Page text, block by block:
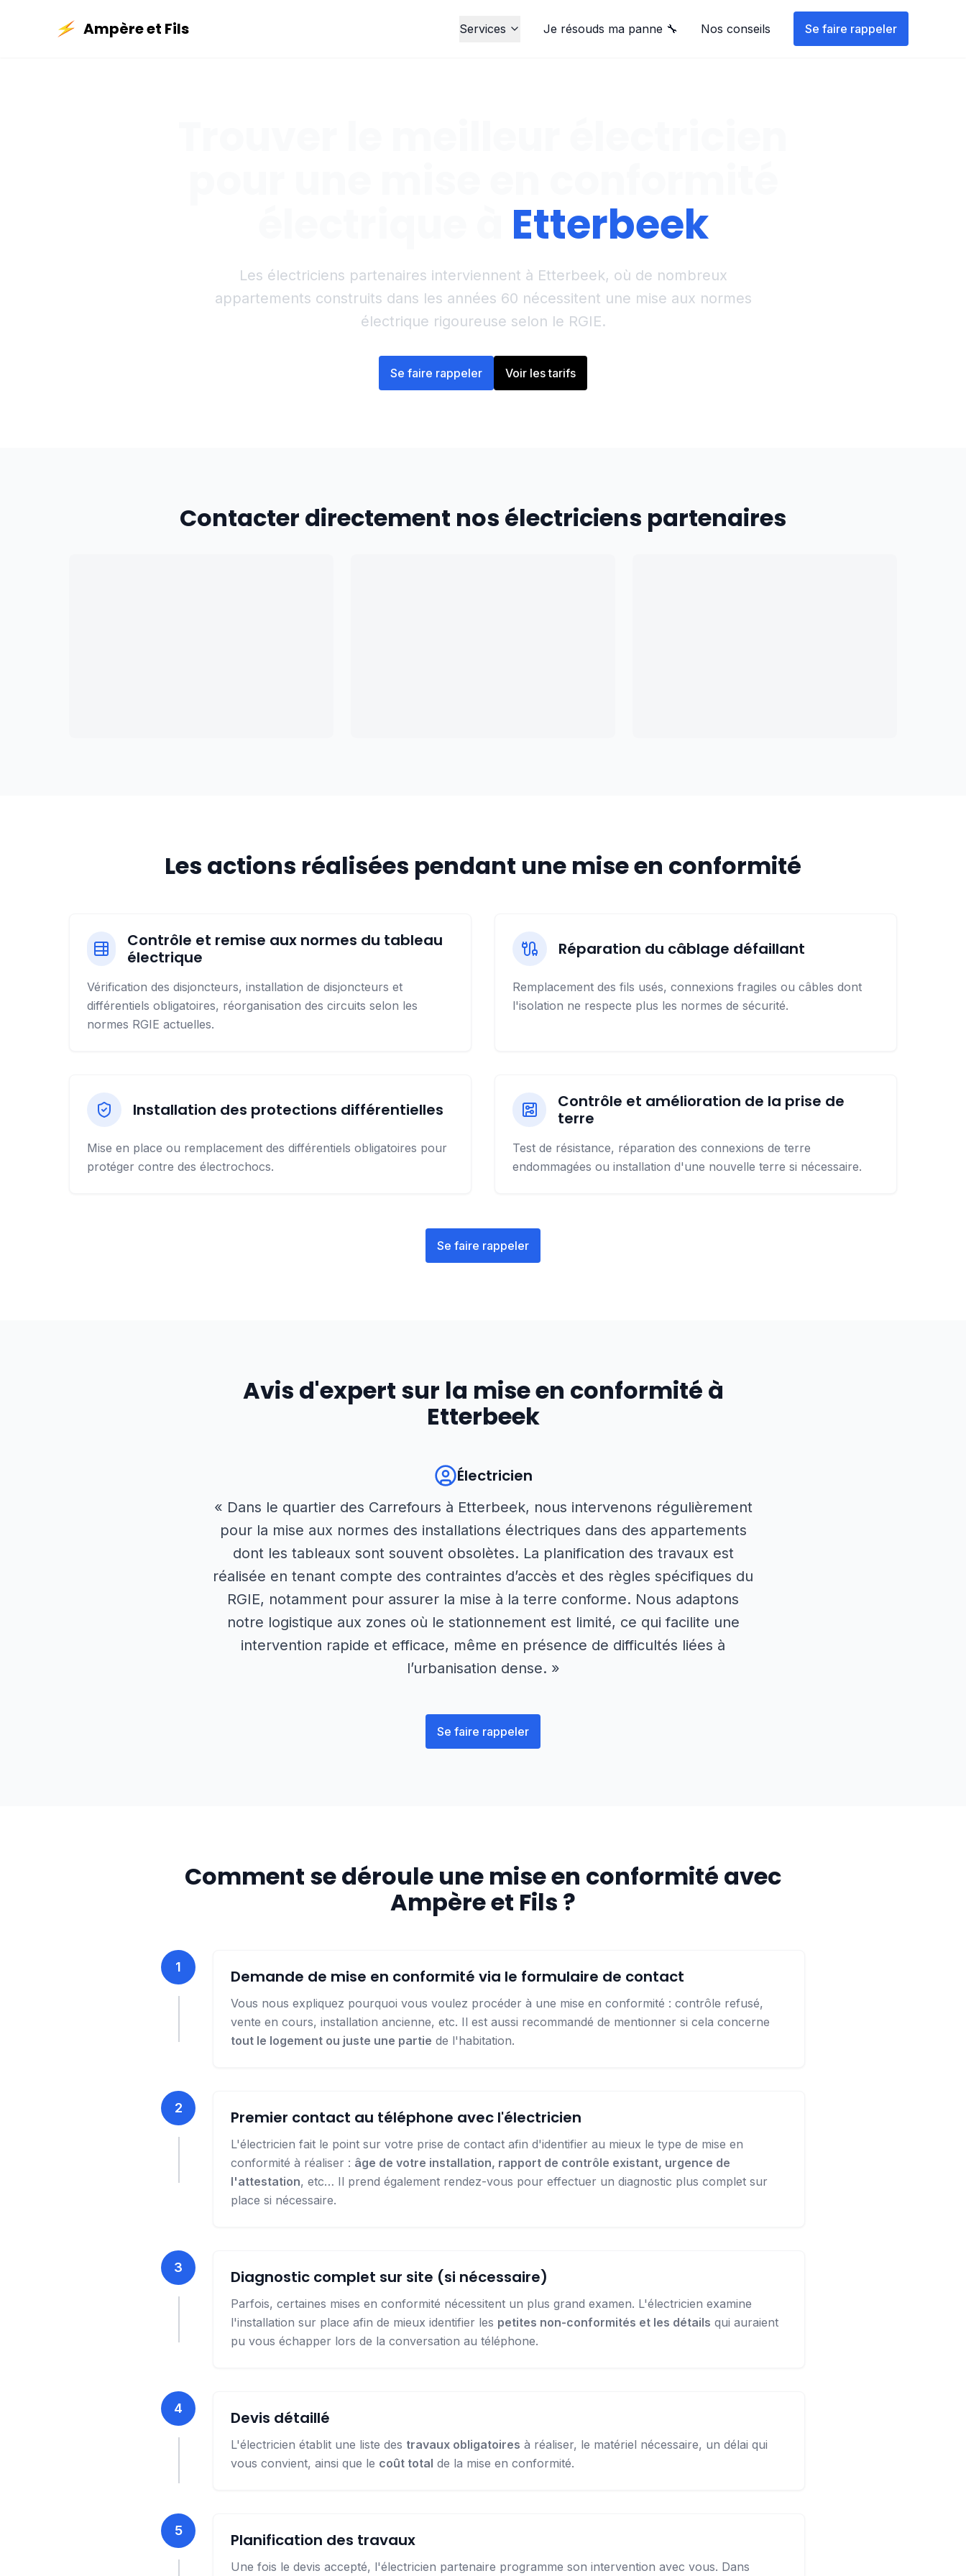
Ampère et Fils Services Je résouds ma panne 🔧 Nos conseils Se faire rappeler
Etterbeek
Les électriciens partenaires interviennent à Etterbeek, où de nombreux
appartements construits dans les années 60 nécessitent une mise aux normes
électrique rigoureuse selon le RGIE.
Se faire rappeler Voir les tarifs
Contacter directement nos électriciens partenaires
Les actions réalisées pendant une mise en conformité
Contrôle et remise aux normes du tableau
électrique
Vérification des disjoncteurs, installation de disjoncteurs et
différentiels obligatoires, réorganisation des circuits selon les
normes RGIE actuelles.
Réparation du câblage défaillant
Remplacement des fils usés, connexions fragiles ou câbles dont
l'isolation ne respecte plus les normes de sécurité.
Installation des protections différentielles
Mise en place ou remplacement des différentiels obligatoires pour
protéger contre des électrochocs.
Contrôle et amélioration de la prise de
terre
Test de résistance, réparation des connexions de terre
endommagées ou installation d'une nouvelle terre si nécessaire.
Se faire rappeler
Avis d'expert sur la mise en conformité à
Etterbeek
Électricien
« Dans le quartier des Carrefours à Etterbeek, nous intervenons régulièrement
pour la mise aux normes des installations électriques dans des appartements
dont les tableaux sont souvent obsolètes. La planification des travaux est
réalisée en tenant compte des contraintes d’accès et des règles spécifiques du
RGIE, notamment pour assurer la mise à la terre conforme. Nous adaptons
notre logistique aux zones où le stationnement est limité, ce qui facilite une
intervention rapide et efficace, même en présence de difficultés liées à
l’urbanisation dense. »
Se faire rappeler
Comment se déroule une mise en conformité avec
Ampère et Fils ?
1 Demande de mise en conformité via le formulaire de contact
Vous nous expliquez pourquoi vous voulez procéder à une mise en conformité : contrôle refusé,
vente en cours, installation ancienne, etc. Il est aussi recommandé de mentionner si cela concerne
tout le logement ou juste une partie de l'habitation.
2 Premier contact au téléphone avec l'électricien
L'électricien fait le point sur votre prise de contact afin d'identifier au mieux le type de mise en
conformité à réaliser : âge de votre installation, rapport de contrôle existant, urgence de
l'attestation, etc… Il prend également rendez-vous pour effectuer un diagnostic plus complet sur
place si nécessaire.
3 Diagnostic complet sur site (si nécessaire)
Parfois, certaines mises en conformité nécessitent un plus grand examen. L'électricien examine
l'installation sur place afin de mieux identifier les petites non-conformités et les détails qui auraient
pu vous échapper lors de la conversation au téléphone.
4 Devis détaillé
L'électricien établit une liste des travaux obligatoires à réaliser, le matériel nécessaire, un délai qui
vous convient, ainsi que le coût total de la mise en conformité.
5 Planification des travaux
Une fois le devis accepté, l'électricien partenaire programme son intervention avec vous. Dans